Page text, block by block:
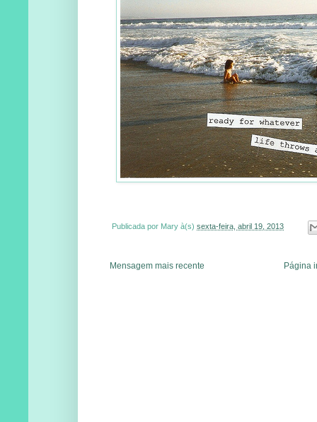
Publicada por Mary à(s) sexta-feira, abril 19, 2013
Mensagem mais recente Página